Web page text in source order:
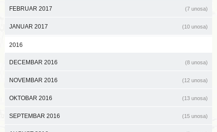
FEBRUAR 2017 (7 unosa)
JANUAR 2017 (10 unosa)
2016
DECEMBAR 2016 (8 unosa)
NOVEMBAR 2016 (12 unosa)
OKTOBAR 2016 (13 unosa)
SEPTEMBAR 2016 (15 unosa)